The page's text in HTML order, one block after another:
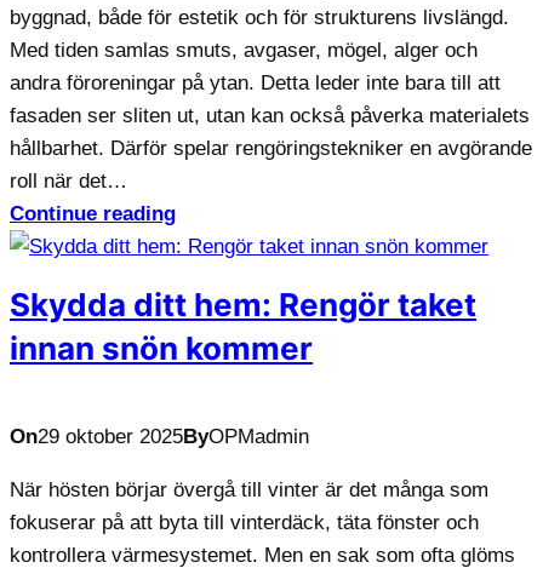
byggnad, både för estetik och för strukturens livslängd.
Med tiden samlas smuts, avgaser, mögel, alger och
andra föroreningar på ytan. Detta leder inte bara till att
fasaden ser sliten ut, utan kan också påverka materialets
hållbarhet. Därför spelar rengöringstekniker en avgörande
roll när det…
Continue reading
Skydda ditt hem: Rengör taket
innan snön kommer
On29 oktober 2025ByOPMadmin
När hösten börjar övergå till vinter är det många som
fokuserar på att byta till vinterdäck, täta fönster och
kontrollera värmesystemet. Men en sak som ofta glöms